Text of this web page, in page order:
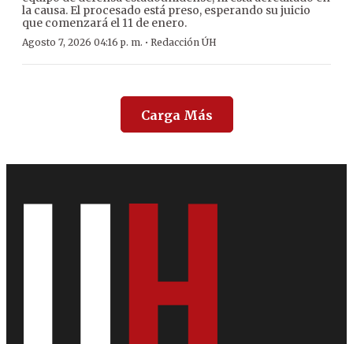
la causa. El procesado está preso, esperando su juicio
que comenzará el 11 de enero.
Agosto 7, 2026 04:16 p. m. · Redacción ÚH
Carga Más